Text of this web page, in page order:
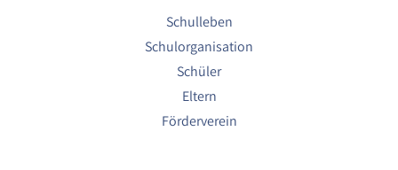
Schulleben
Schulorganisation
Schüler
Eltern
Förderverein